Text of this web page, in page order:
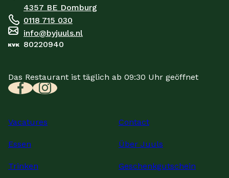
4357 BE Domburg
0118 715 030
info@byjuuls.nl
80220940
Das Restaurant ist täglich ab 09:30 Uhr geöffnet
Vacatures
Essen
Trinken
Contact
Über Juuls
Geschenkgutschein